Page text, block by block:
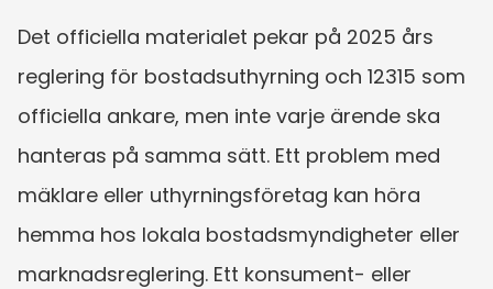
Det officiella materialet pekar på 2025 års
reglering för bostadsuthyrning och 12315 som
officiella ankare, men inte varje ärende ska
hanteras på samma sätt. Ett problem med
mäklare eller uthyrningsföretag kan höra
hemma hos lokala bostadsmyndigheter eller
marknadsreglering. Ett konsument- eller